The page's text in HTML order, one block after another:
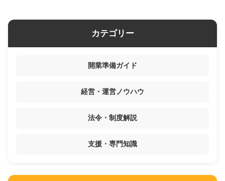
カテゴリー
開業準備ガイド
経営・運営ノウハウ
法令・制度解説
支援・専門知識